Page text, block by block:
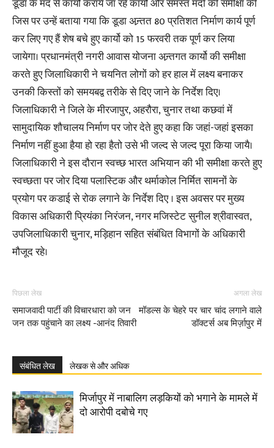
डूडा के मद से कार्यो कराये जा रहे कार्यो और समस्त मदों की समीक्षा की
जिस पर उन्हें बताया गया कि डूडा अन्र्तत 80 प्रतिशत निर्माण कार्य पूर्ण
कर लिए गए हैं शेष बचे हुए कार्यो को 15 फरवरी तक पूर्ण कर लिया
जायेगा। प्रधानमंत्री नगरी आवास योजना अन्र्तगत कार्यो की समीक्षा
करते हुए जिलाधिकारी ने चयनित लोगों को हर हाल में लक्ष्य बनाकर
उनकी किस्तों को समयबद्व तरीके से दिए जाने के निर्देश दिए।
जिलाधिकारी ने जिले के मीरजापुर, अहरौरा, चुनार तथा कछवां में
सामुदायिक शौचालय निर्माण पर जोर देते हुए कहा कि जहां-जहां इसका
निर्माण नहीं हुआ हैया हो रहा हैतो उसे भी जल्द से जल्द पूरा किया जायै।
जिलाधिकारी ने इस दौरान स्वच्छ भारत अभियान की भी समीक्षा करते हुए
स्वच्छता पर जोर दिया पलास्टिक और थर्माकोल निर्मित सामनों के
प्रयोग पर कडाई से रोक लगाने के निर्देश दिए । इस अवसर पर मुख्य
विकास अधिकारी प्रियंका निरंजन, नगर मजिस्टेट सुनील श्रीवास्वत,
उपजिलाधिकारी चुनार, मड़िहान सहित संबंधित विभागों के अधिकारी
मौजूद रहे।
पिछला लेख
समाजवादी पार्टी की विचारधारा को जन
जन तक पहुंचाने का लक्ष्य -आनंद तिवारी
अगला लेख
मॉडल्स के चेहरे पर चार चांद लगाने वाले
डॉक्टर्स अब मिर्ज़ापुर में
संबंधित लेख लेखक से और अधिक
मिर्जापुर में नाबालिग लड़कियों को भगाने के मामले में
दो आरोपी दबोचे गए